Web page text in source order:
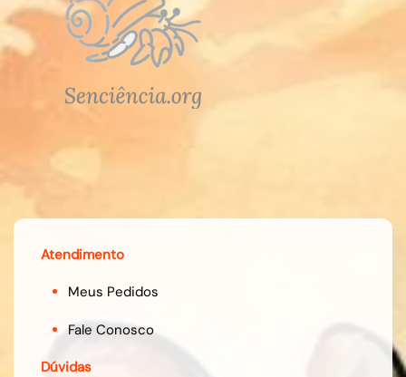
Atendimento
Meus Pedidos
Fale Conosco
Dúvidas